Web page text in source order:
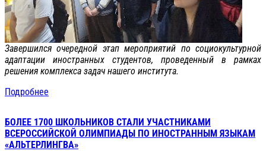
Завершился очередной этап мероприятий по социокультурной
адаптации иностранных студентов, проведенный в рамках
решения комплекса задач нашего института.
Подробнее
БОЛЕЕ 1700 ШКОЛЬНИКОВ СТАЛИ УЧАСТНИКАМИ
ВСЕРОССИЙСКОЙ ОЛИМПИАДЫ ПО ИНОСТРАННЫМ ЯЗЫКАМ
«АЛЬТЕРЛИНГВА»